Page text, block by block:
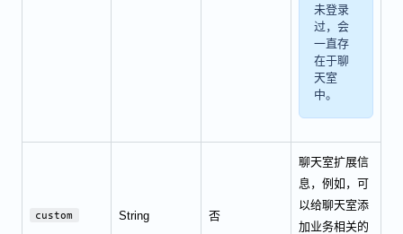
未登录
过，会
一直存
在于聊
天室
中。
custom String 否
聊天室扩展信
息，例如，可
以给聊天室添
加业务相关的